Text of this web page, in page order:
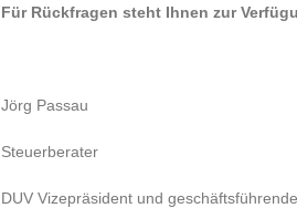
Für Rückfragen steht Ihnen zur
Jörg Passau
Steuerberater
DUV Vizepräsident und